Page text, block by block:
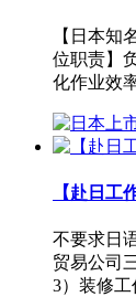
【日本知
位职责】
化作业效
【赴日工
不要求日
贸易公司
3）装修